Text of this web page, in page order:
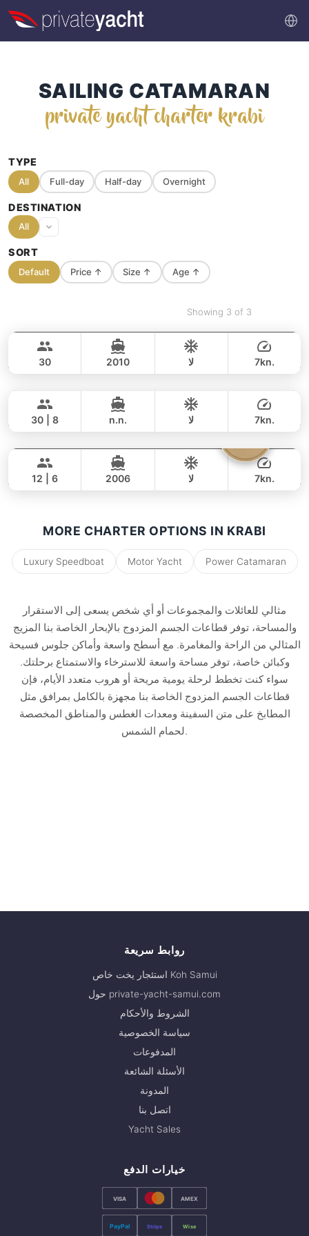
SAILING CATAMARAN
private yacht charter krabi
TYPE
All Full-day Half-day Overnight
DESTINATION
All
SORT
Default Price ↑ Size ↑ Age ↑
Showing 3 of 3
LAGOON 40FT
63,600 THB
30 2010 لا 7kn.
LAGOON 47FT
58,000 THB
40,000 THB
30 | 8 n.n. لا 7kn.
FOUNTAINE PAJOT 40FT
27,100 THB
12 | 6 2006 لا 7kn.
MORE CHARTER OPTIONS IN KRABI
Luxury Speedboat Motor Yacht Power Catamaran
مثالي للعائلات والمجموعات أو أي شخص يسعى إلى الاستقرار
والمساحة، توفر قطاعات الجسم المزدوج بالإبحار الخاصة بنا المزيج
المثالي من الراحة والمغامرة. مع أسطح واسعة وأماكن جلوس فسيحة
وكبائن خاصة، توفر مساحة واسعة للاسترخاء والاستمتاع برحلتك.
سواء كنت تخطط لرحلة يومية مريحة أو هروب متعدد الأيام، فإن
قطاعات الجسم المزدوج الخاصة بنا مجهزة بالكامل بمرافق مثل
المطابخ على متن السفينة ومعدات الغطس والمناطق المخصصة
لحمام الشمس.
روابط سريعة
استئجار يخت خاص Koh Samui
حول private-yacht-samui.com
الشروط والأحكام
سياسة الخصوصية
المدفوعات
الأسئلة الشائعة
المدونة
اتصل بنا
Yacht Sales
خيارات الدفع
VISA AMEX
PayPal Stripe Wise